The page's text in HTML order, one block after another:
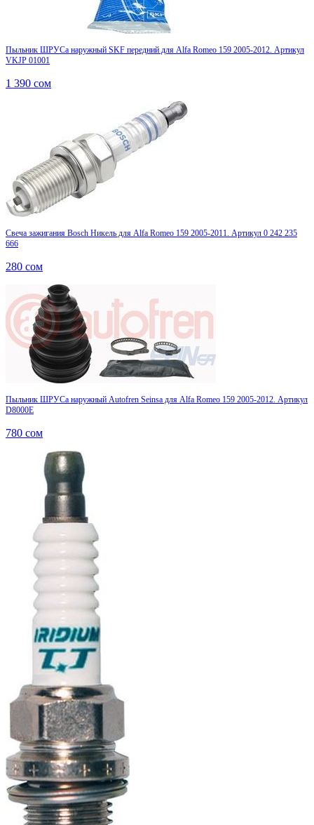
Пыльник ШРУСа наружный SKF передний для Alfa Romeo 159 2005-2012. Артикул
VKJP 01001
1 390 сом
Свеча зажигания Bosch Никель для Alfa Romeo 159 2005-2011. Артикул 0 242 235
666
280 сом
Пыльник ШРУСа наружный Autofren Seinsa для Alfa Romeo 159 2005-2012. Артикул
D8000E
780 сом